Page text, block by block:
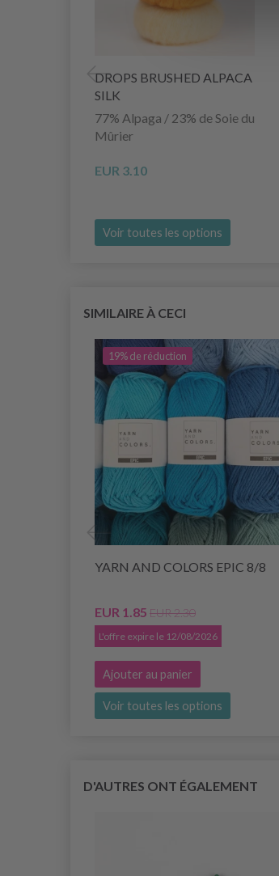
DROPS BRUSHED ALPACA
SILK
77% Alpaga / 23% de Soie du
Mûrier
EUR 3.10
Voir toutes les options
SIMILAIRE À CECI
19% de réduction
YARN AND COLORS EPIC 8/8
EUR 1.85 EUR 2.30
L'offre expire le 12/08/2026
Ajouter au panier
Voir toutes les options
D'AUTRES ONT ÉGALEMENT